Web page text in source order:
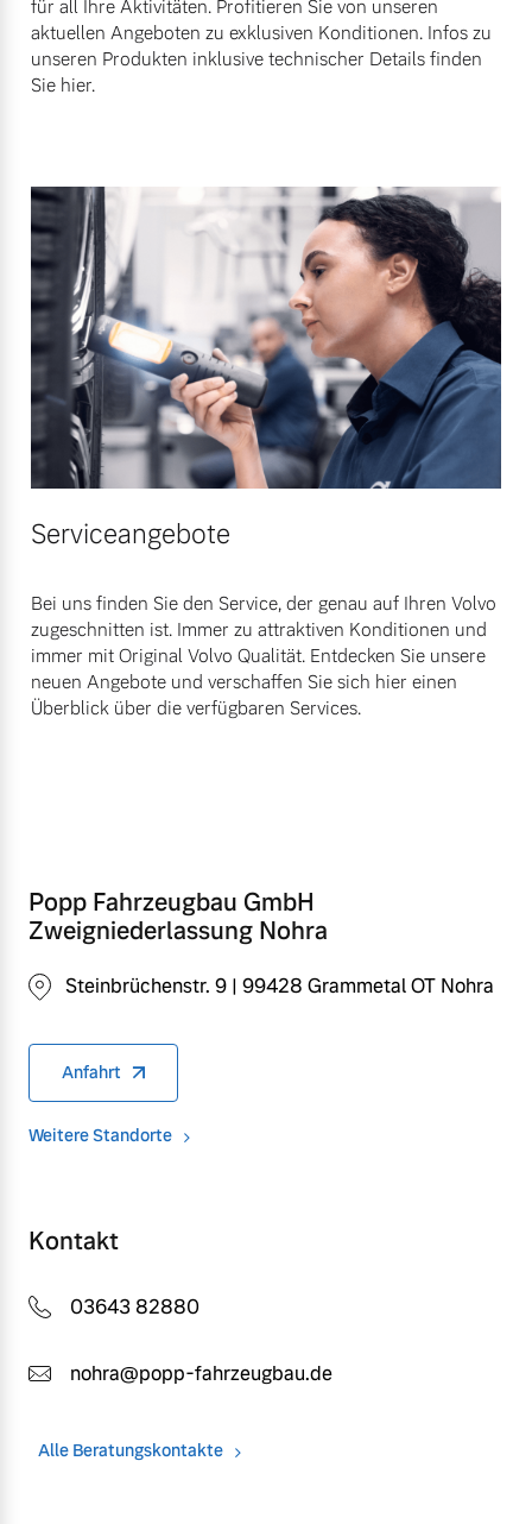
Mehr erfahren
Finanzierung & Leasing
Versicherung
für all Ihre Aktivitäten. Profitieren Sie von unseren
aktuellen Angeboten zu exklusiven Konditionen. Infos zu
unseren Produkten inklusive technischer Details finden
Sie hier.
Serviceangebote
Bei uns finden Sie den Service, der genau auf Ihren Volvo
zugeschnitten ist. Immer zu attraktiven Konditionen und
immer mit Original Volvo Qualität. Entdecken Sie unsere
neuen Angebote und verschaffen Sie sich hier einen
Überblick über die verfügbaren Services.
Popp Fahrzeugbau GmbH
Zweigniederlassung Nohra
Steinbrüchenstr. 9 | 99428 Grammetal OT Nohra
Anfahrt
Weitere Standorte
Kontakt
03643 82880
nohra@popp-fahrzeugbau.de
Alle Beratungskontakte